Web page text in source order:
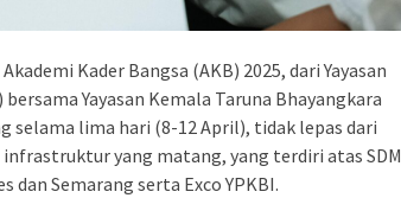
Kader Bangsa (AKB) 2025, dari Yayasan
Yayasan Kemala Taruna Bhayangkara
selama lima hari (8-12 April), tidak lepas dari
yang matang, yang terdiri atas SDM
dan Semarang serta Exco YPKBI.